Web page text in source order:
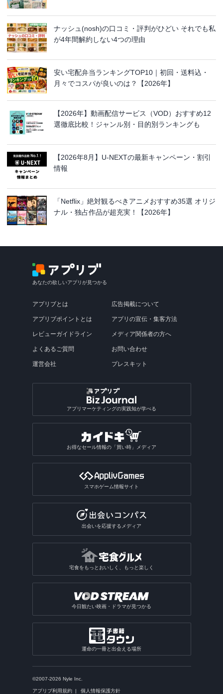
ナッシュ(nosh)の口コミ・評判がひどい それでも私
が4年間解約しない4つの理由
安い宅配弁当ランキングTOP10｜初回・送料込・
月々でコスパが良いのは？【2026年】
【2026年】動画配信サービス（VOD）おすすめ12
選徹底比較！ジャンル別・目的別ランキングも
【2026年8月】U-NEXTの最新キャンペーン・割引
情報
「Netflix」絶対観るべきアニメおすすめ35選 オリジ
ナル・独占作品が超充実！【2026年】
あなたの欲しいアプリが見つかる
アプリブとは
アプリブポイントとは
レビューガイドライン
よくあるご質問
運営会社
広告掲載について
アプリの宣伝・集客方法
メディア関係者の方へ
お問い合わせ
プレスキット
アプリマーケティングの実践知が学べる
お得なセール情報の「買い時」メディア
スマホゲーム情報サイト
出会いを応援するメディア
宅食をもっとおいしく、もっと楽しく
今日観たい映画・ドラマが見つかる
運命の一冊と出会える場所
©2007-2026 Nyle Inc.
アプリブ利用規約 個人情報保護方針